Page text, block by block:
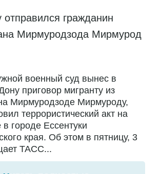
отправился гражданин
Мирмуродзода Мирмурод
военный суд вынес в
приговор мигранту из
Мирмуродзоде Мирмуроду,
террористический акт на
в городе Ессентуки
края. Об этом в пятницу, 3
ТАСС...